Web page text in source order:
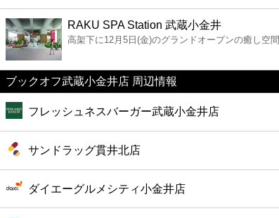
ファーストフード
カフェ
ショッピング
銀行
公共
病院
RAKU SPA Station 武蔵小金井
高架下に12月5日(金)のグランドオープンの癒し空間
ブックオフ武蔵小金井店 周辺情報
フレッシュネスバーガー武蔵小金井店
サンドラッグ貫井北店
ダイエーグルメシティ小金井店